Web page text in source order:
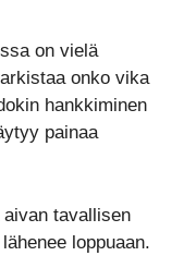
on vielä
onko vika
hankkiminen
painaa
tavallisen
loppuaan.